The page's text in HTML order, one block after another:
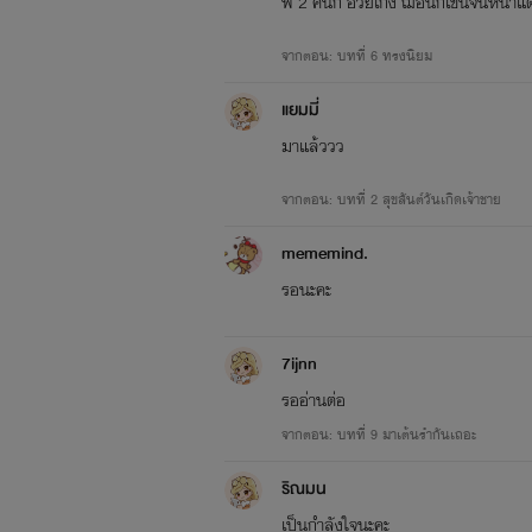
จากตอน: บทที่ 6 ทรงนิยม
แยมมี่
มาแล้ววว
จากตอน: บทที่ 2 สุขสันต์วันเกิดเจ้าชาย
mememind.
รอนะคะ
7ijnn
รออ่านต่อ
จากตอน: บทที่ 9 มาเต้นรำกันเถอะ
ริณมน
เป็นกำลังใจนะคะ